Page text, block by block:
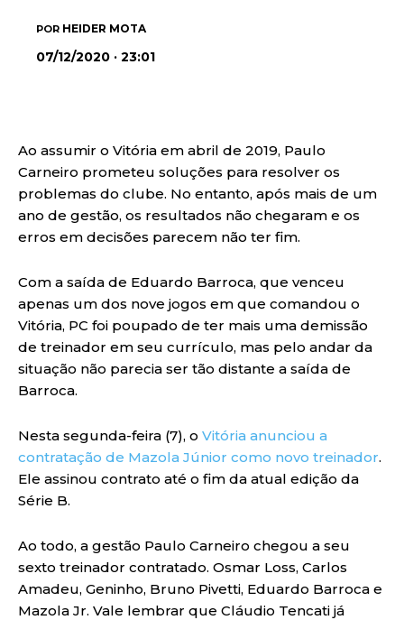
POR HEIDER MOTA
07/12/2020 · 23:01
Ao assumir o Vitória em abril de 2019, Paulo
Carneiro prometeu soluções para resolver os
problemas do clube. No entanto, após mais de um
ano de gestão, os resultados não chegaram e os
erros em decisões parecem não ter fim.
Com a saída de Eduardo Barroca, que venceu
apenas um dos nove jogos em que comandou o
Vitória, PC foi poupado de ter mais uma demissão
de treinador em seu currículo, mas pelo andar da
situação não parecia ser tão distante a saída de
Barroca.
Nesta segunda-feira (7), o Vitória anunciou a
contratação de Mazola Júnior como novo treinador.
Ele assinou contrato até o fim da atual edição da
Série B.
Ao todo, a gestão Paulo Carneiro chegou a seu
sexto treinador contratado. Osmar Loss, Carlos
Amadeu, Geninho, Bruno Pivetti, Eduardo Barroca e
Mazola Jr. Vale lembrar que Cláudio Tencati já